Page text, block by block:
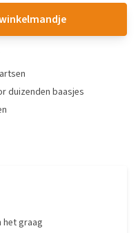
duizenden baasjes
het graag